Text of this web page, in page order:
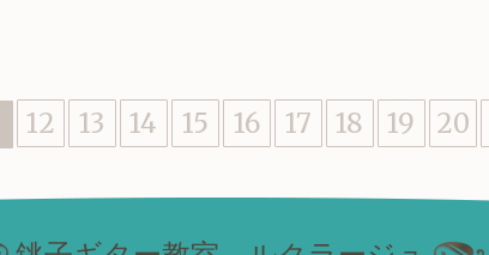
12 13 14 15 16 17 18 19 20